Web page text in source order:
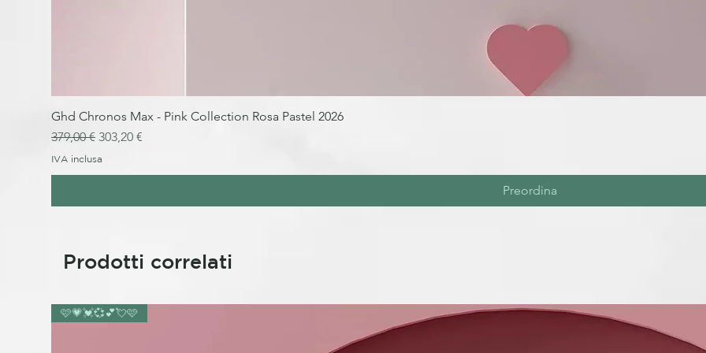
Ghd Chronos Max - Pink Collection Rosa Pastel 2026
Prezzo regolare
379,00 € Prezzo scontato
303,20 €
IVA inclusa
Preordina
Prodotti correlati
🩷💗💓💞💕💘🩷